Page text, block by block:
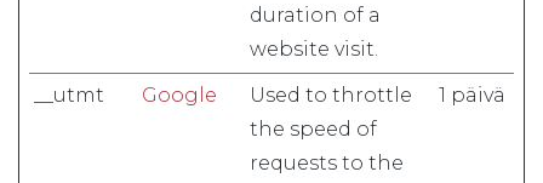
duration of a
website visit.
__utmt Google
Used to throttle
the speed of
requests to the
1 päivä